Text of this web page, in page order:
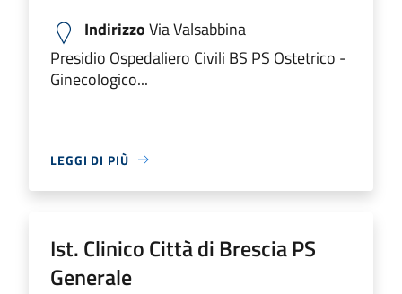
IndirizzoVia Valsabbina
Presidio Ospedaliero Civili BS PS Ostetrico -
Ginecologico...
LEGGI DI PIÙ
Ist. Clinico Città di Brescia PS
Generale